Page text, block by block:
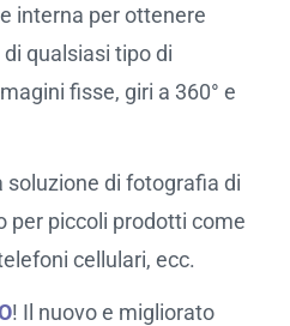
interna per ottenere
qualsiasi tipo di
fisse, giri a 360° e
soluzione di fotografia di
per piccoli prodotti come
cellulari, ecc.
! Il nuovo e migliorato